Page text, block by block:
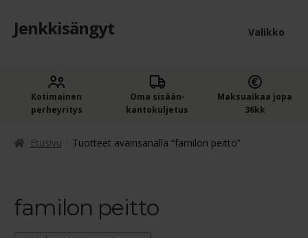
Siirry
navigointiin
Siirry
sisältöön
Jenkkisängyt Valikko
Jenkkisängyt
Oheistuotteet
Kassa
Kotimainen
perheyritys
Oma sisään­
kantokuljetus
Maksuaikaa jopa
36kk
Etusivu Tuotteet avainsanalla “familon peitto”
familon peitto